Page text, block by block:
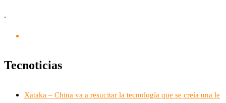
.
Tecnoticias
Xataka – China va a resucitar la tecnología que se creía una le